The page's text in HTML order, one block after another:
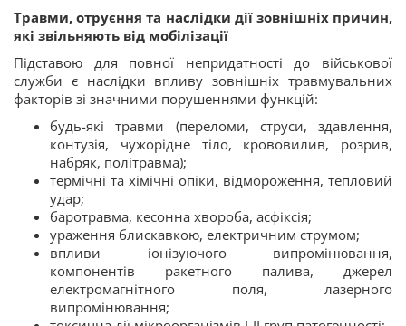
Травми, отруєння та наслідки дії зовнішніх причин,
які звільняють від мобілізації
Підставою для повної непридатності до військової
служби є наслідки впливу зовнішніх травмувальних
факторів зі значними порушеннями функцій:
будь-які травми (переломи, струси, здавлення,
контузія, чужорідне тіло, крововилив, розрив,
набряк, політравма);
термічні та хімічні опіки, відмороження, тепловий
удар;
баротравма, кесонна хвороба, асфіксія;
ураження блискавкою, електричним струмом;
впливи іонізуючого випромінювання,
компонентів ракетного палива, джерел
електромагнітного поля, лазерного
випромінювання;